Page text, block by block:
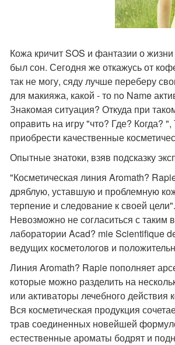
Кожа кричит SOS и фантазии о
был сон. Сегодня же откажусь от
так не могу, сяду лучше переберу
для макияжа, какой - то no Name
Знакомая ситуация? Откуда при
оправить на игру "что? Где? Когда?
приобрести качественные
Опытные знатоки, взяв подсказку
"Косметическая линия Aromath?
дряблую, уставшую и проблемную
терпение и следование к своей цели".
Невозможно не согласиться с таким
лаборатории Acad? mie Scientifique
ведущих косметологов и
Линия Aromath? Rapie пополняет
которые можно разделить на
или активаторы лечебного действия
Вся косметическая продукция
трав соединенных новейшей
естественные ароматы бодрят и